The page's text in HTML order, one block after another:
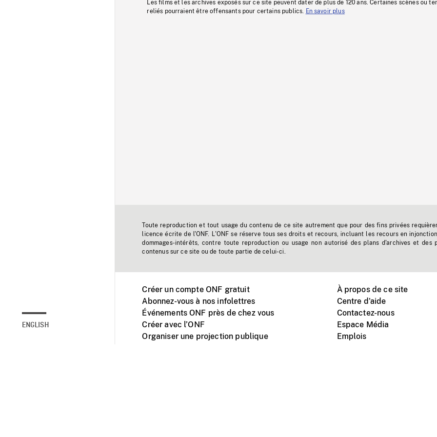
ENGLISH
Les films et les archives exposés sur ce site peuvent dater de plus de 120 ans. Certaines scènes ou
reliés pourraient être offensants pour certains publics.
En savoir plus
Toute reproduction et tout usage du contenu de ce site autrement que pour des fins privées
licence écrite de l'ONF. L'ONF se réserve tous ses droits et recours, incluant les recours en
dommages-intérêts, contre toute reproduction ou usage non autorisé des plans d'archives et des
contenus sur ce site ou de toute partie de celui-ci.
Créer un compte ONF gratuit
Abonnez-vous à nos infolettres
Événements ONF près de chez vous
Créer avec l’ONF
Organiser une projection publique
À propos de ce site
Centre d'aide
Contactez-nous
Espace Média
Emplois